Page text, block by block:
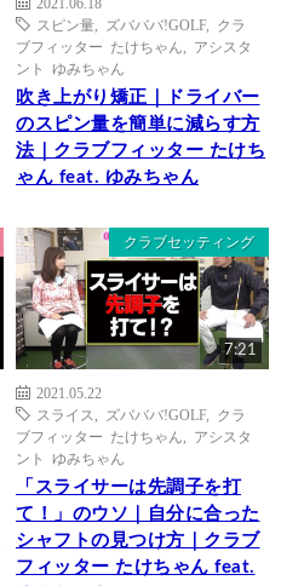
スピン量
ズバババ!GOLF, クラ
ブフィッター たけちゃん
アシスタ
ント ゆみちゃん
吹き上がり矯正｜ドライバー
のスピン量を簡単に減らす方
法｜クラブフィッター たけち
ゃん feat. ゆみちゃん
クラブセッティング
7:21
2021.05.22
スライス
ズバババ!GOLF, クラ
ブフィッター たけちゃん
アシスタ
ント ゆみちゃん
「スライサーは先調子を打
て！」のウソ｜自分に合った
シャフトの見つけ方｜クラブ
フィッター たけちゃん feat.